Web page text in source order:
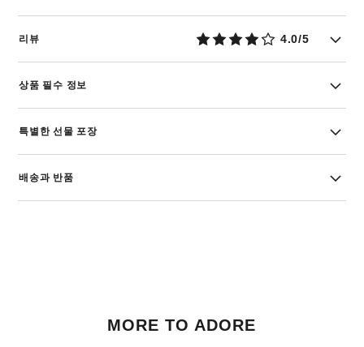
리뷰 4.0/5
상품 필수 정보
특별한 선물 포장
배송과 반품
MORE TO ADORE